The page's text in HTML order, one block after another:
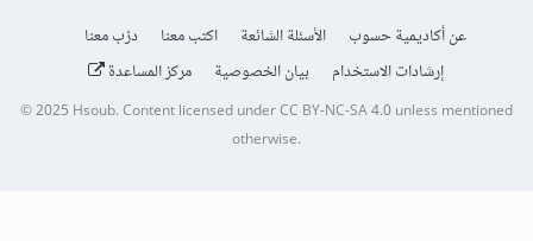
عن أكاديمية حسوب الأسئلة الشائعة اكتب معنا
درّب معنا
إرشادات الاستخدام
بيان الخصوصية مركز المساعدة
© 2025Hsoub.Content licensed underCC BY-NC-SA 4.0unless mentioned
otherwise.